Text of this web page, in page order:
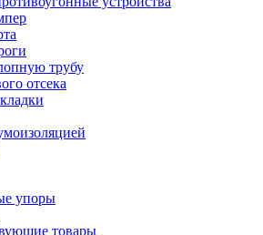
трубу
отсека
упоры
товары